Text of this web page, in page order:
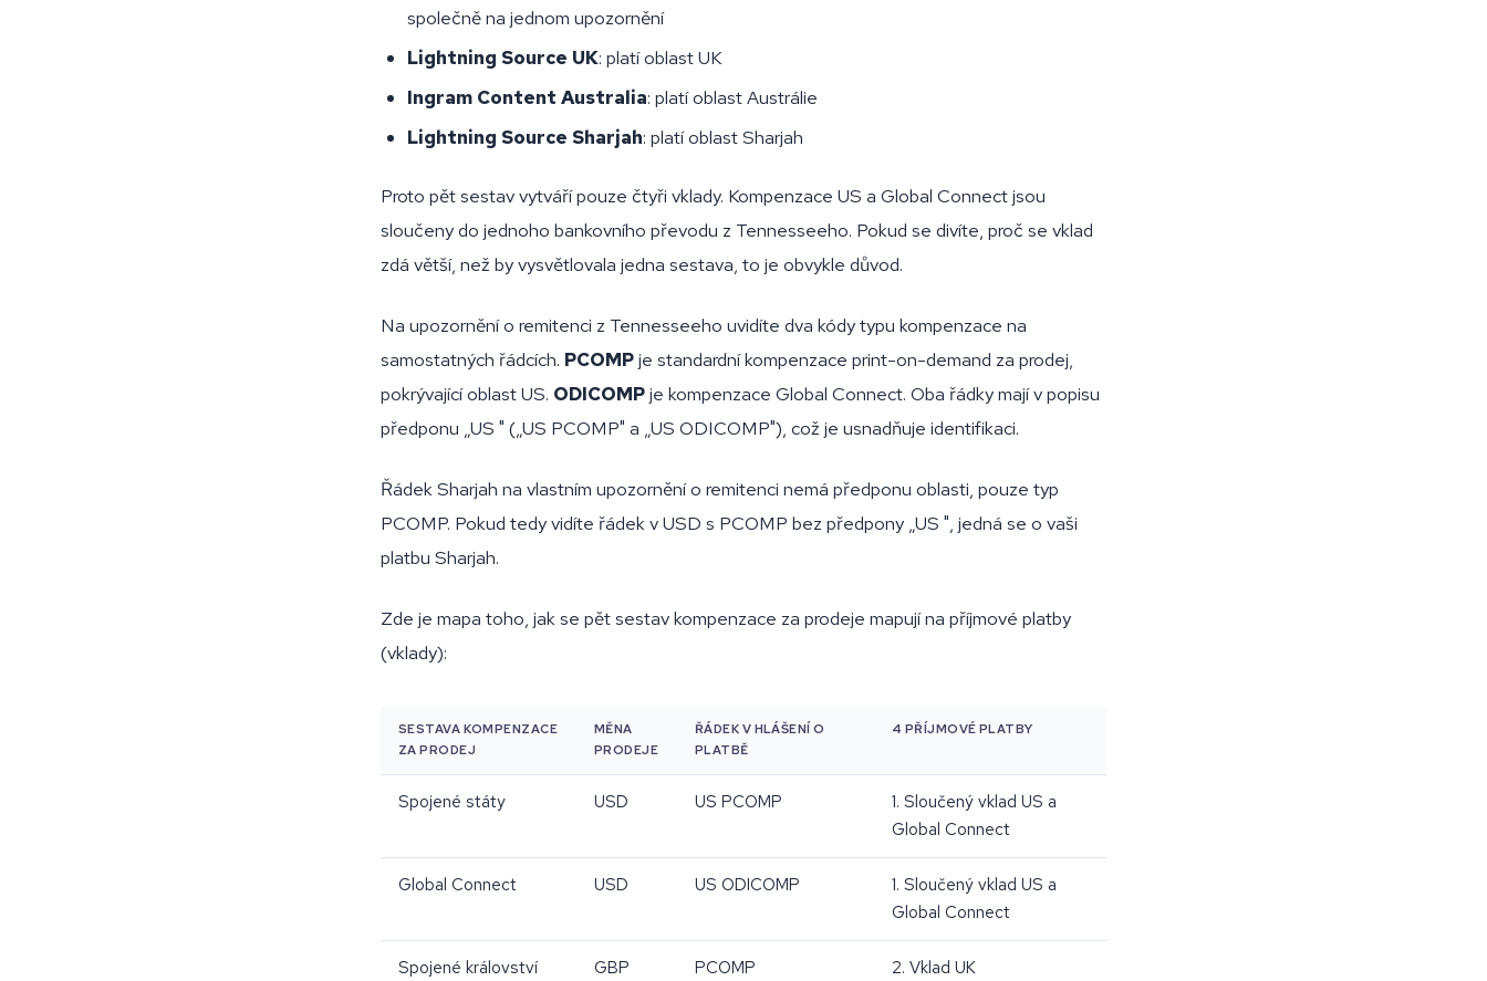
společně na jednom upozornění
Lightning Source UK: platí oblast UK
Ingram Content Australia: platí oblast Austrálie
Lightning Source Sharjah: platí oblast Sharjah
Proto pět sestav vytváří pouze čtyři vklady. Kompenzace US a Global Connect jsou
sloučeny do jednoho bankovního převodu z Tennesseeho. Pokud se divíte, proč se vklad
zdá větší, než by vysvětlovala jedna sestava, to je obvykle důvod.
Na upozornění o remitenci z Tennesseeho uvidíte dva kódy typu kompenzace na
samostatných řádcích. PCOMPje standardní kompenzace print-on-demand za prodej,
pokrývající oblast US. ODICOMPje kompenzace Global Connect. Oba řádky mají v popisu
předponu „US " („US PCOMP" a „US ODICOMP"), což je usnadňuje identifikaci.
Řádek Sharjah na vlastním upozornění o remitenci nemá předponu oblasti, pouze typ
PCOMP. Pokud tedy vidíte řádek v USD s PCOMP bez předpony „US ", jedná se o vaši
platbu Sharjah.
Zde je mapa toho, jak se pět sestav kompenzace za prodeje mapují na příjmové platby
(vklady):
SESTAVA KOMPENZACE
ZA PRODEJ
MĚNA
PRODEJE
ŘÁDEK V HLÁŠENÍ O
PLATBĚ
4 PŘÍJMOVÉ PLATBY
Spojené státy USD US PCOMP
1. Sloučený vklad US a
Global Connect
Global Connect USD US ODICOMP
1. Sloučený vklad US a
Global Connect
Spojené království GBP PCOMP 2. Vklad UK